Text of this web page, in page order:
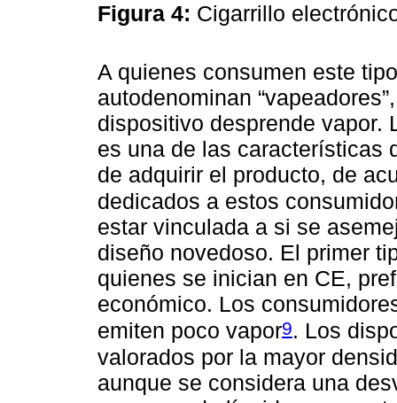
Figura 4: Cigarrillo
A quienes consumen este
autodenominan
dispositivo desprende vapor.
es una de las características
de adquirir el producto, de
dedicados a estos
estar vinculada a si se
diseño novedoso. El primer
quienes se inician en CE,
económico. Los
emiten poco vapor9. Los
valorados por la mayor
aunque se considera una